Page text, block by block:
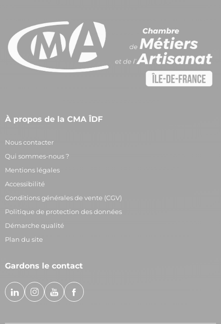
À propos de la CMA ÎDF
Nous contacter
Qui sommes-nous ?
Mentions légales
Accessibilité
Conditions générales de vente (CGV)
Politique de protection des données
Démarche qualité
Plan du site
Gardons le contact